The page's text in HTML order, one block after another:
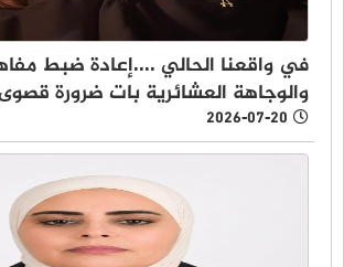
في واقعنا الحالي ....إعادة ضبط
والوجاهة العشائرية بات ضرورة
2026-07-20